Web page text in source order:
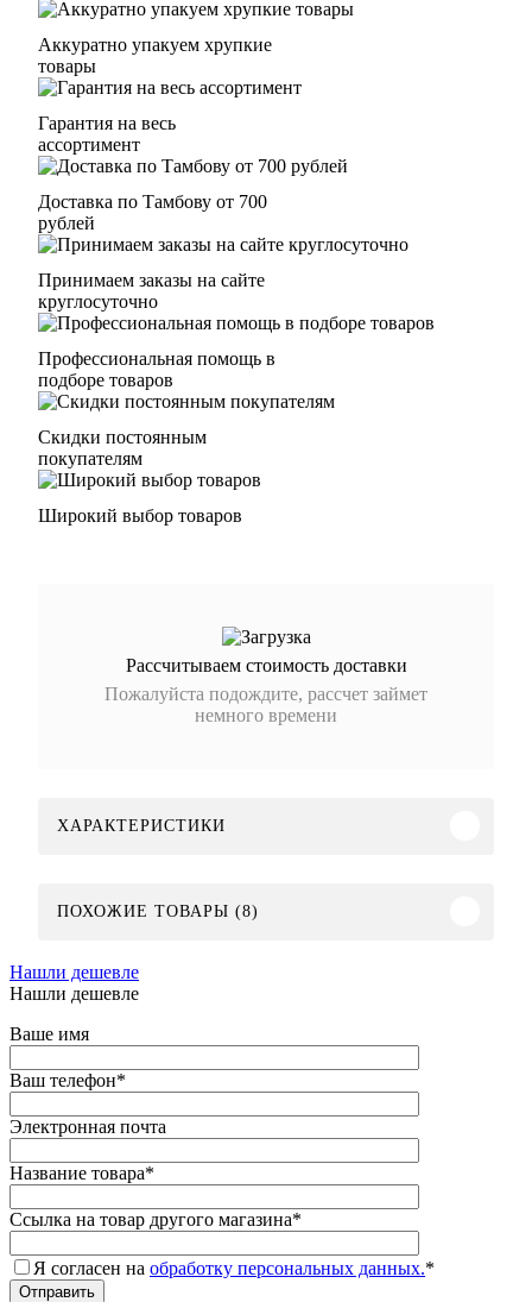
Аккуратно упакуем хрупкие
товары
Гарантия на весь
ассортимент
Доставка по Тамбову от 700
рублей
Принимаем заказы на сайте
круглосуточно
Профессиональная помощь в
подборе товаров
Скидки постоянным
покупателям
Широкий выбор товаров
Рассчитываем стоимость доставки
Пожалуйста подождите, рассчет займет
немного времени
ХАРАКТЕРИСТИКИ
ПОХОЖИЕ ТОВАРЫ (8)
Нашли дешевле
Нашли дешевле
Ваше имя
Ваш телефон*
Электронная почта
Название товара*
Ссылка на товар другого магазина*
Я согласен на обработку персональных данных.*